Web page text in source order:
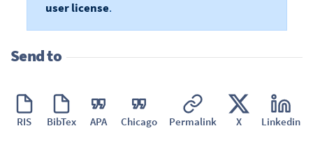
user license.
Send to
RIS BibTex APA Chicago Permalink X Linkedin